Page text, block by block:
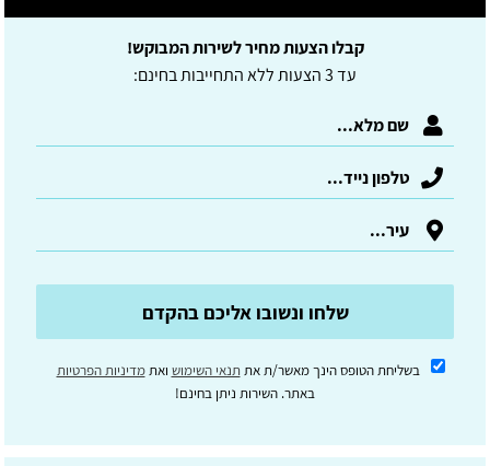
קבלו הצעות מחיר לשירות המבוקש!
עד 3 הצעות ללא התחייבות בחינם:
שלחו ונשובו אליכם בהקדם
בשליחת הטופס הינך מאשר/ת את תנאי השימוש ואתמדיניות הפרטיות
באתר. השירות ניתן בחינם!